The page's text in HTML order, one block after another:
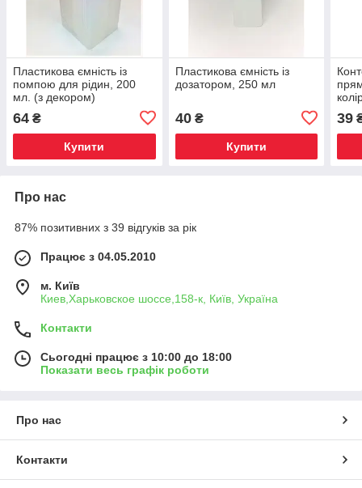
Пластикова ємність із
помпою для рідин, 200
мл. (з декором)
64 ₴
Купити
Пластикова ємність із
дозатором, 250 мл
40₴
Купити
39
Про нас
87% позитивних з 39 відгуків за рік
Працює з 04.05.2010
м. Київ
Киев,Харьковское шоссе,158-к, Київ, Україна
Контакти
Сьогодні працює з 10:00 до 18:00
Показати весь графік роботи
Про нас
Контакти